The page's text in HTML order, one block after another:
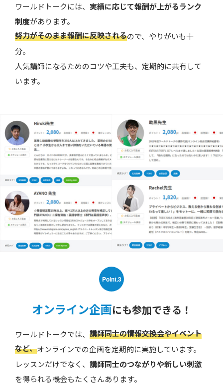
ワールドトークには、 実績に応じて報酬が上がるランク
制度があります。
努力がそのまま報酬に反映されるので、やりがいも十
分。
人気講師になるためのコツや工夫も、定期的に共有して
います。
Point.3
オンライン企画にも参加できる！
ワールドトークでは、 講師同士の情報交換会やイベント
など、オンラインでの企画を定期的に実施しています。
レッスンだけでなく、 講師同士のつながりや新しい刺激
を得られる機会もたくさんあります。